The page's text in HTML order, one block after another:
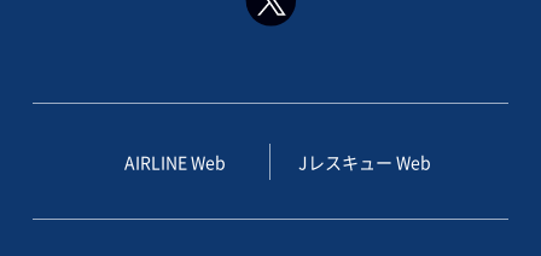
AIRLINE Web Jレスキュー Web